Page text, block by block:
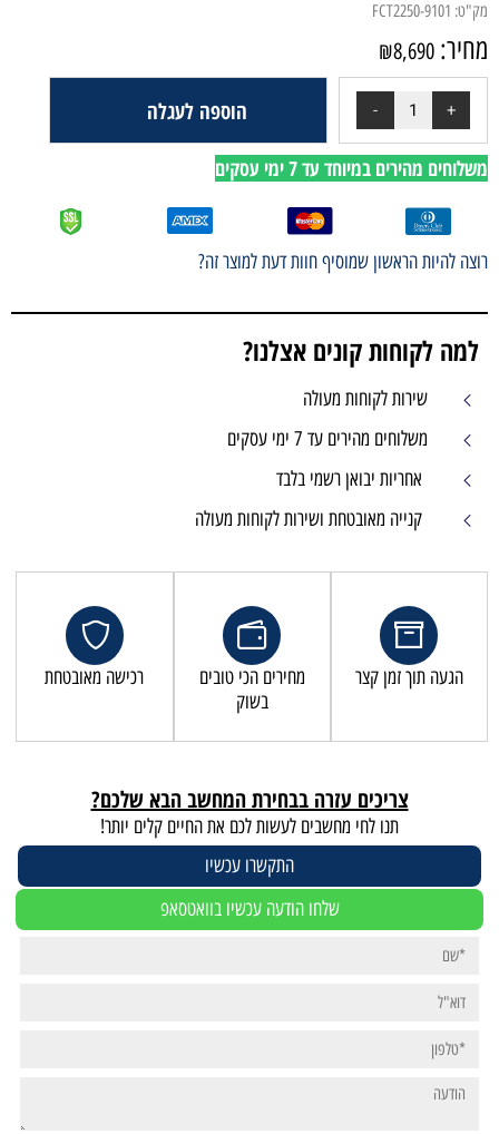
FCT2250-9101
₪8,690
הוספה לעגלה
מהירים במיוחד עד 7 ימי עסקים
להיות הראשון שמוסיף חוות דעת למוצר זה?
למה לקוחות קונים אצלנו?
שירות לקוחות מעולה
משלוחים מהירים עד 7 ימי עסקים
אחריות יבואן רשמי בלבד
קנייה מאובטחת ושירות לקוחות מעולה
הגעה תוך זמן קצר
מחירים הכי טובים
בשוק
רכישה מאובטחת
צריכים עזרה בבחירת המחשב הבא שלכם?
תנו לחי מחשבים לעשות לכם את החיים קלים יותר!
התקשרו עכשיו
שלחו הודעה עכשיו בוואטסאפ